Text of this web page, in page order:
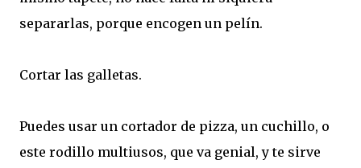
separarlas, porque encogen un pelín.
Cortar las galletas.
Puedes usar un cortador de pizza, un cuchillo, o
este rodillo multiusos, que va genial, y te sirve